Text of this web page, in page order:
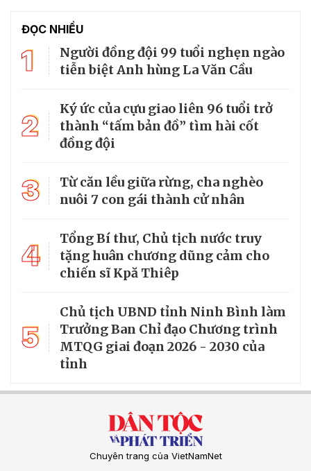
ĐỌC NHIỀU
1
Người đồng đội 99 tuổi nghẹn ngào
tiễn biệt Anh hùng La Văn Cầu
2
Ký ức của cựu giao liên 96 tuổi trở
thành “tấm bản đồ” tìm hài cốt
đồng đội
3
Từ căn lều giữa rừng, cha nghèo
nuôi 7 con gái thành cử nhân
4
Tổng Bí thư, Chủ tịch nước truy
tặng huân chương dũng cảm cho
chiến sĩ Kpă Thiêp
5
Chủ tịch UBND tỉnh Ninh Bình làm
Trưởng Ban Chỉ đạo Chương trình
MTQG giai đoạn 2026 - 2030 của
tỉnh
Chuyên trang của VietNamNet